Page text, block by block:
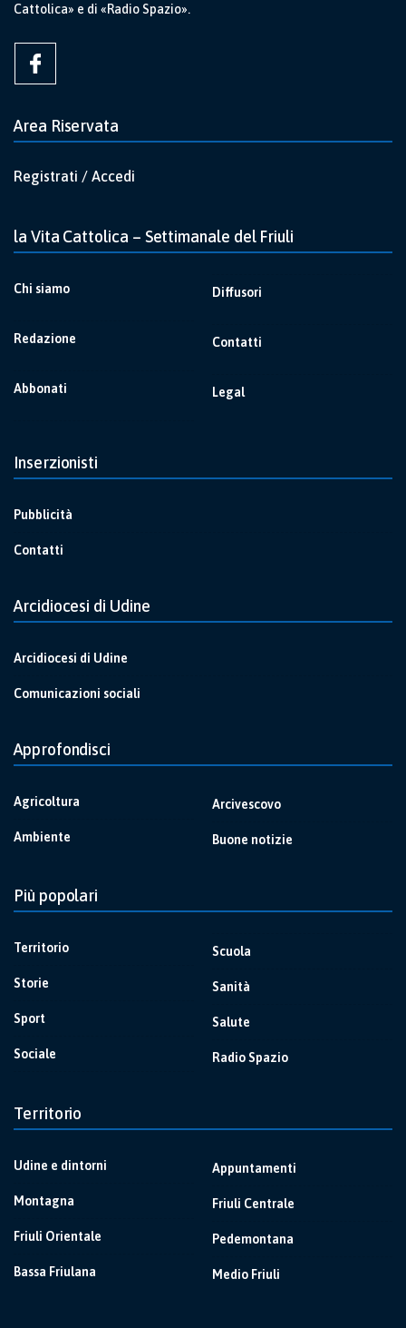
Cattolica» e di «Radio Spazio».
Area Riservata
Registrati / Accedi
la Vita Cattolica – Settimanale del Friuli
Chi siamo
Redazione
Abbonati
Diffusori
Contatti
Legal
Inserzionisti
Pubblicità
Contatti
Arcidiocesi di Udine
Arcidiocesi di Udine
Comunicazioni sociali
Approfondisci
Agricoltura
Ambiente
Arcivescovo
Buone notizie
Più popolari
Territorio
Storie
Sport
Sociale
Scuola
Sanità
Salute
Radio Spazio
Territorio
Udine e dintorni
Montagna
Friuli Orientale
Bassa Friulana
Appuntamenti
Friuli Centrale
Pedemontana
Medio Friuli